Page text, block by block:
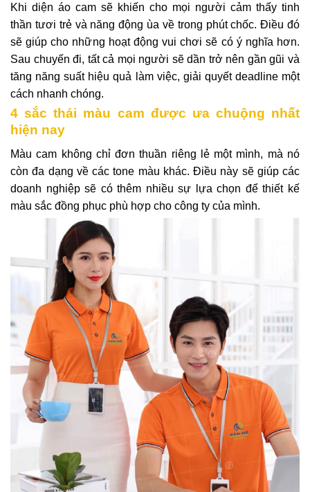
Khi diện áo cam sẽ khiến cho mọi người cảm thấy tinh
thần tươi trẻ và năng động ùa về trong phút chốc. Điều đó
sẽ giúp cho những hoạt động vui chơi sẽ có ý nghĩa hơn.
Sau chuyến đi, tất cả mọi người sẽ dần trở nên gần gũi và
tăng năng suất hiệu quả làm việc, giải quyết deadline một
cách nhanh chóng.
4 sắc thái màu cam được ưa chuộng nhất
hiện nay
Màu cam không chỉ đơn thuần riêng lẻ một mình, mà nó
còn đa dạng về các tone màu khác. Điều này sẽ giúp các
doanh nghiệp sẽ có thêm nhiều sự lựa chọn để thiết kế
màu sắc đồng phục phù hợp cho công ty của mình.